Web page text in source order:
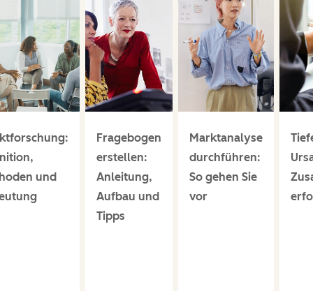
und
Fragebogen
erstellen:
Anleitung,
Aufbau und
Tipps
Marktanalyse
durchführen:
So gehen Sie
vor